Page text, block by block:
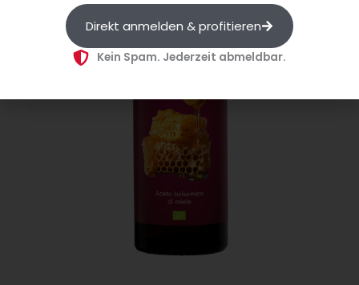
Direkt anmelden & profitieren
Kein Spam. Jederzeit abmeldbar.